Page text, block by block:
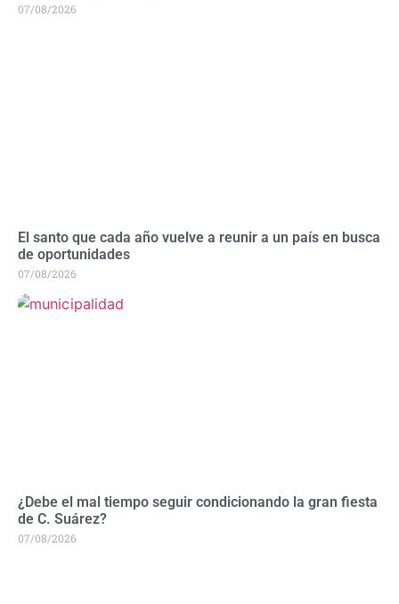
07/08/2026
El santo que cada año vuelve a reunir a un país en busca
de oportunidades
07/08/2026
¿Debe el mal tiempo seguir condicionando la gran fiesta
de C. Suárez?
07/08/2026